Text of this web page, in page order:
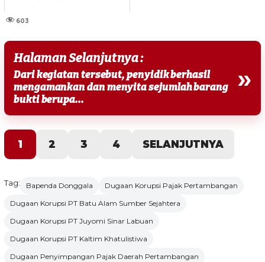
603
Halaman Selanjutnya :
Dari kegiatan tersebut, penyidik berhasil
mengamankan dan menyita sejumlah barang
bukti berupa...
»
1 2 3 4 SELANJUTNYA
Tag: Bapenda Donggala
Dugaan Korupsi Pajak Pertambangan
Dugaan Korupsi PT Batu Alam Sumber Sejahtera
Dugaan Korupsi PT Juyomi Sinar Labuan
Dugaan Korupsi PT Kaltim Khatulistiwa
Dugaan Penyimpangan Pajak Daerah Pertambangan